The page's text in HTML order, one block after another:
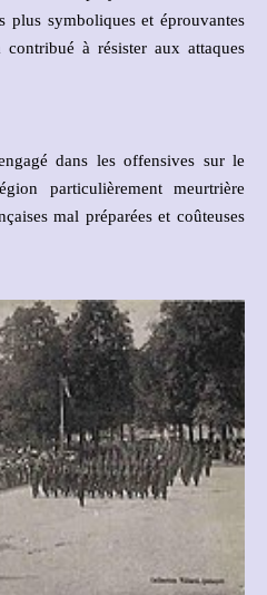
plus symboliques et éprouvantes
à résister aux attaques
dans les offensives sur le
particulièrement meurtrière
mal préparées et coûteuses